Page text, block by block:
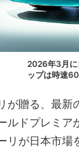
2026年3月に
ップは時速
が贈る、最新
ルドプレミア
リが日本市場